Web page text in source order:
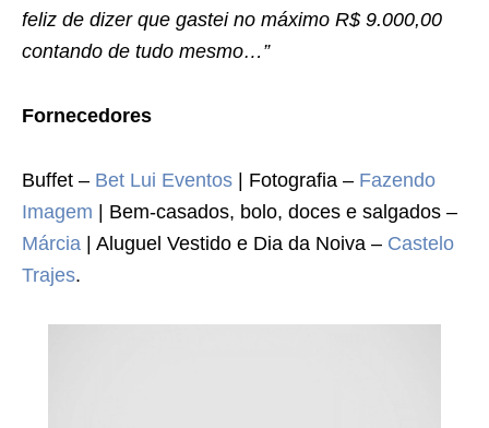
feliz de dizer que gastei no máximo R$ 9.000,00
contando de tudo mesmo…”
Fornecedores
Buffet – Bet Lui Eventos | Fotografia – Fazendo
Imagem | Bem-casados, bolo, doces e salgados –
Márcia | Aluguel Vestido e Dia da Noiva – Castelo
Trajes.